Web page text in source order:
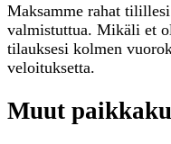
Maksamme rahat
valmistuttua. Mikäli et
tilauksesi kolmen
veloituksetta.
Muut